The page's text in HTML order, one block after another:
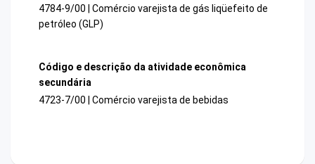
4784-9/00 | Comércio varejista de gás liqüefeito de
petróleo (GLP)
Código e descrição da atividade econômica
secundária
4723-7/00 | Comércio varejista de bebidas